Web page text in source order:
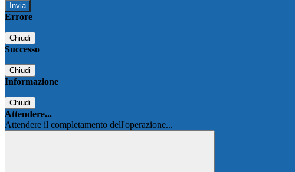
Errore
Chiudi
Successo
Chiudi
Informazione
Chiudi
Attendere...
Attendere il completamento dell'operazione...